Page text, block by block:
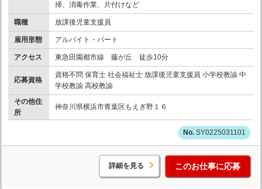
掃、消毒作業、片付けなど
職種 放課後児童支援員
雇用形態 アルバイト・パート
アクセス 東急田園都市線 藤が丘 徒歩10分
応募資格
資格不問 保育士 社会福祉士 放課後児童支援員 小学校教諭 中
学校教諭 高校教諭
その他住
所
神奈川県横浜市青葉区もえぎ野１６
SY0225031101
詳細を見る このお仕事に応募